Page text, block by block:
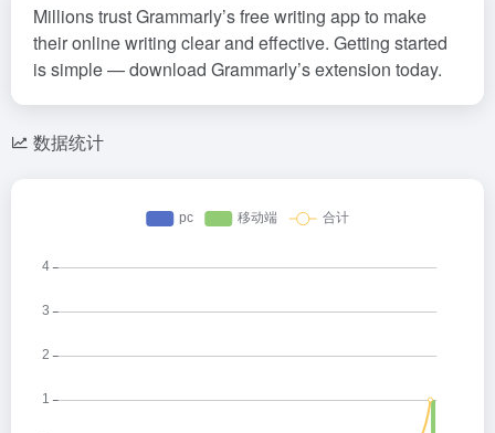
Millions trust Grammarly’s free writing app to make
their online writing clear and effective. Getting started
is simple — download Grammarly’s extension today.
数据统计